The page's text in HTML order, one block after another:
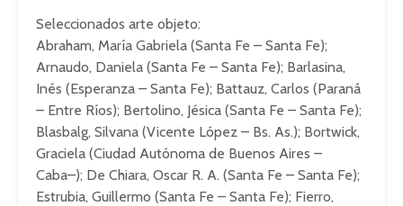
Seleccionados arte objeto:
Abraham, María Gabriela (Santa Fe – Santa Fe);
Arnaudo, Daniela (Santa Fe – Santa Fe); Barlasina,
Inés (Esperanza – Santa Fe); Battauz, Carlos (Paraná
– Entre Ríos); Bertolino, Jésica (Santa Fe – Santa Fe);
Blasbalg, Silvana (Vicente López – Bs. As.); Bortwick,
Graciela (Ciudad Autónoma de Buenos Aires –
Caba–); De Chiara, Oscar R. A. (Santa Fe – Santa Fe);
Estrubia, Guillermo (Santa Fe – Santa Fe); Fierro,